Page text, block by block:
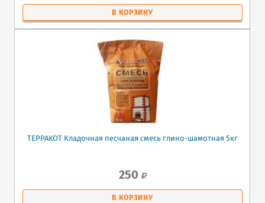
В КОРЗИНУ
ТЕРРАКОТ Кладочная песчаная смесь глино-шамотная 5кг
250
В КОРЗИНУ